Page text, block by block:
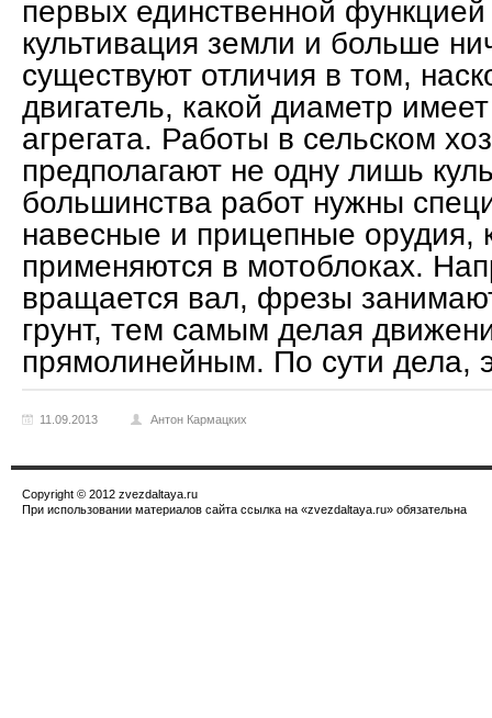
первых единственной функцией
культивация земли и больше
существуют отличия в том,
двигатель, какой диаметр
агрегата. Работы в сельском
предполагают не одну лишь
большинства работ нужны
навесные и прицепные орудия,
применяются в мотоблоках.
вращается вал, фрезы
грунт, тем самым делая
прямолинейным. По сути дела,
11.09.2013 Антон Кармацких
Copyright © 2012 zvezdaltaya.ru
При использовании материалов сайта ссылка на «zvezdaltaya.ru» обязательна